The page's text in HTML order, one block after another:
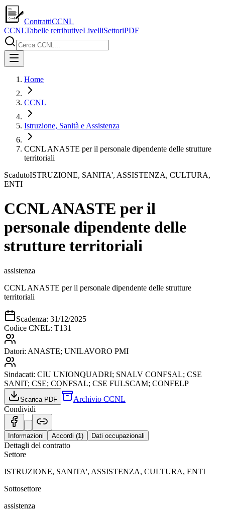
ContrattiCCNL
CCNLTabelle retributiveLivelliSettoriPDF
Home
CCNL
Istruzione, Sanità e Assistenza
CCNL ANASTE per il personale dipendente delle strutture
territoriali
ScadutoISTRUZIONE, SANITA', ASSISTENZA, CULTURA,
ENTI
CCNL ANASTE per il
personale dipendente delle
strutture territoriali
assistenza
CCNL ANASTE per il personale dipendente delle strutture
territoriali
Scadenza: 31/12/2025
Codice CNEL: T131
Datori: ANASTE; UNILAVORO PMI
Sindacati: CIU UNIONQUADRI; SNALV CONFSAL; CSE
SANIT; CSE; CONFSAL; CSE FULSCAM; CONFELP
Scarica PDF
Archivio CCNL
Condividi
Informazioni Accordi (1 ) Dati occupazionali
Dettagli del contratto
Settore
ISTRUZIONE, SANITA', ASSISTENZA, CULTURA, ENTI
Sottosettore
assistenza